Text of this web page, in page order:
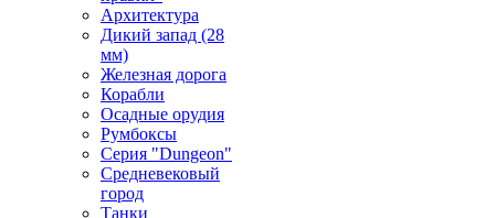
Архитектура
Дикий запад (28
мм)
Железная дорога
Корабли
Осадные орудия
Румбоксы
Серия "Dungeon"
Средневековый
город
Танки